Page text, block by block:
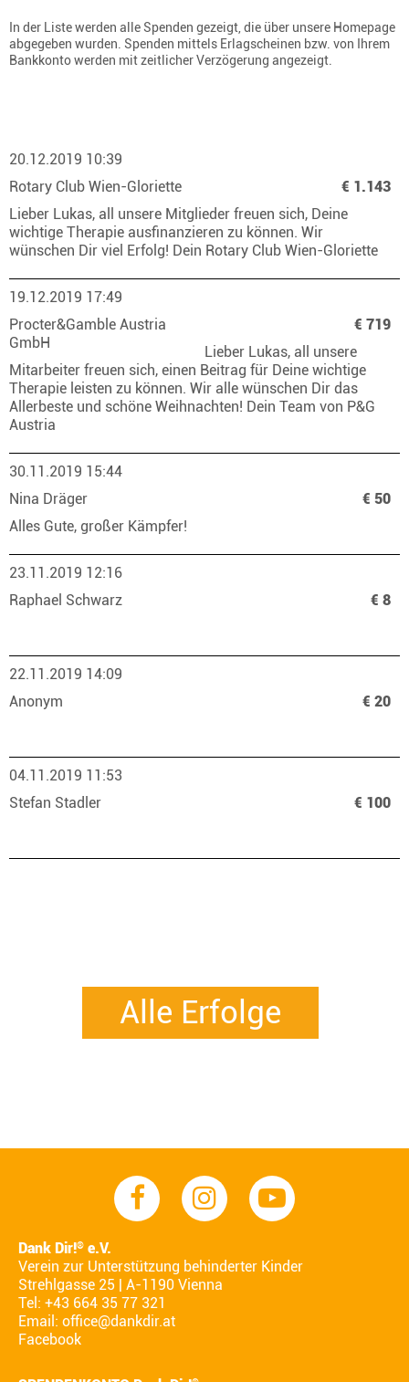
In der Liste werden alle Spenden gezeigt, die über unsere Homepage
abgegeben wurden. Spenden mittels Erlagscheinen bzw. von Ihrem
Bankkonto werden mit zeitlicher Verzögerung angezeigt.
20.12.2019 10:39
Rotary Club Wien-Gloriette
€ 1.143
Lieber Lukas, all unsere Mitglieder freuen sich, Deine
wichtige Therapie ausfinanzieren zu können. Wir
wünschen Dir viel Erfolg! Dein Rotary Club Wien-Gloriette
19.12.2019 17:49
Procter&Gamble Austria
GmbH
€ 719
Lieber Lukas, all unsere
Mitarbeiter freuen sich, einen Beitrag für Deine wichtige
Therapie leisten zu können. Wir alle wünschen Dir das
Allerbeste und schöne Weihnachten! Dein Team von P&G
Austria
30.11.2019 15:44
Nina Dräger
€ 50
Alles Gute, großer Kämpfer!
23.11.2019 12:16
Raphael Schwarz
€ 8
22.11.2019 14:09
Anonym
€ 20
04.11.2019 11:53
Stefan Stadler
€ 100
Alle Erfolge
Dank Dir!® e.V.
Verein zur Unterstützung behinderter Kinder
Strehlgasse 25 | A-1190 Vienna
Tel: +43 664 35 77 321
Email: office@dankdir.at
Facebook